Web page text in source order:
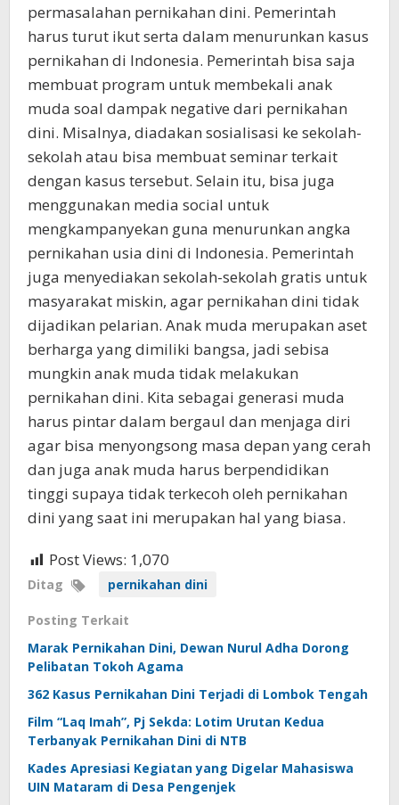
permasalahan pernikahan dini. Pemerintah
harus turut ikut serta dalam menurunkan kasus
pernikahan di Indonesia. Pemerintah bisa saja
membuat program untuk membekali anak
muda soal dampak negative dari pernikahan
dini. Misalnya, diadakan sosialisasi ke sekolah-
sekolah atau bisa membuat seminar terkait
dengan kasus tersebut. Selain itu, bisa juga
menggunakan media social untuk
mengkampanyekan guna menurunkan angka
pernikahan usia dini di Indonesia. Pemerintah
juga menyediakan sekolah-sekolah gratis untuk
masyarakat miskin, agar pernikahan dini tidak
dijadikan pelarian. Anak muda merupakan aset
berharga yang dimiliki bangsa, jadi sebisa
mungkin anak muda tidak melakukan
pernikahan dini. Kita sebagai generasi muda
harus pintar dalam bergaul dan menjaga diri
agar bisa menyongsong masa depan yang cerah
dan juga anak muda harus berpendidikan
tinggi supaya tidak terkecoh oleh pernikahan
dini yang saat ini merupakan hal yang biasa.
Post Views: 1,070
Ditag pernikahan dini
Posting Terkait
Marak Pernikahan Dini, Dewan Nurul Adha Dorong
Pelibatan Tokoh Agama
362 Kasus Pernikahan Dini Terjadi di Lombok Tengah
Film “Laq Imah”, Pj Sekda: Lotim Urutan Kedua
Terbanyak Pernikahan Dini di NTB
Kades Apresiasi Kegiatan yang Digelar Mahasiswa
UIN Mataram di Desa Pengenjek